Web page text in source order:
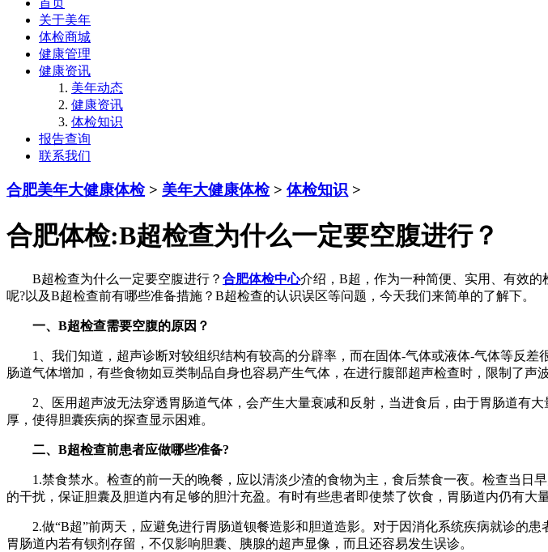
关于美年
体检商城
健康管理
健康资讯
美年动态
健康资讯
体检知识
报告查询
联系我们
合肥美年大健康体检> 美年大健康体检> 体检知识 >
合肥体检:B超检查为什么一定要空腹进行？
B超检查为什么一定要空腹进行？ 合肥体检中心介绍，B超，作为一种简便、实用、有效
呢?以及B超检查前有哪些准备措施？B超检查的认识误区等问题，今天我们来简单的了解下。
一、B超检查需要空腹的原因？
1、我们知道，超声诊断对较组织结构有较高的分辟率，而在固体-气体或液体-气体等反差
肠道气体增加，有些食物如豆类制品自身也容易产生气体，在进行腹部超声检查时，限制了声
2、医用超声波无法穿透胃肠道气体，会产生大量衰减和反射，当进食后，由于胃肠道有
厚，使得胆囊疾病的探查显示困难。
二、B超检查前患者应做哪些准备?
1.禁食禁水。检查的前一天的晚餐，应以清淡少渣的食物为主，食后禁食一夜。检查当日
的干扰，保证胆囊及胆道内有足够的胆汁充盈。有时有些患者即使禁了饮食，胃肠道内仍有大
2.做“B超”前两天，应避免进行胃肠道钡餐造影和胆道造影。对于因消化系统疾病就诊的
胃肠道内若有钡剂存留，不仅影响胆囊、胰腺的超声显像，而且还容易发生误诊。